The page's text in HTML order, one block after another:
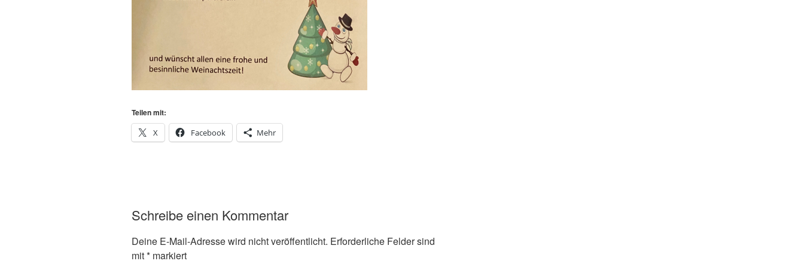
Teilen mit:
X
Facebook Mehr
Schreibe einen Kommentar
Deine E-Mail-Adresse wird nicht veröffentlicht. Erforderliche Felder sind
mit* markiert